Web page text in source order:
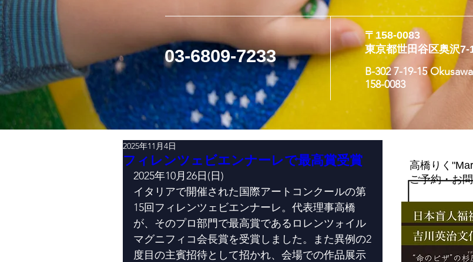
〒158-0083
東京都世田谷区奥沢7-
​03-6809-7233
​B-302 7-19-15
158-0083
フィレンツェビエンナーレで最高賞受賞
2025年11月4日
2025年10月26日(日)
イタリアで開催された国際アートコンクールの第
15回フィレンツェビエンナーレ。代表理事高橋
が、そのプロ部門で最高賞であるロレンツォイル
マグニフィコ会長賞を受賞しました。また異例の2
度目の主賓招待として招かれ、会場での作品展示
高橋りく
ご予約・お